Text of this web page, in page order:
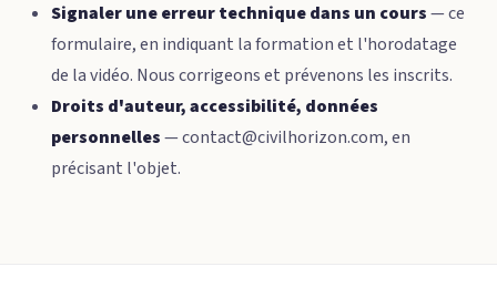
Signaler une erreur technique dans un cours— ce
formulaire, en indiquant la formation et l'horodatage
de la vidéo. Nous corrigeons et prévenons les inscrits.
Droits d'auteur, accessibilité, données
personnelles—contact@civilhorizon.com, en
précisant l'objet.